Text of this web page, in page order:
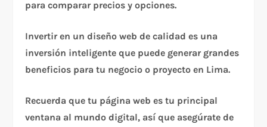
para comparar precios y opciones.
Invertir en un diseño web de calidad es una
inversión inteligente que puede generar grandes
beneficios para tu negocio o proyecto en Lima.
Recuerda que tu página web es tu principal
ventana al mundo digital, así que asegúrate de